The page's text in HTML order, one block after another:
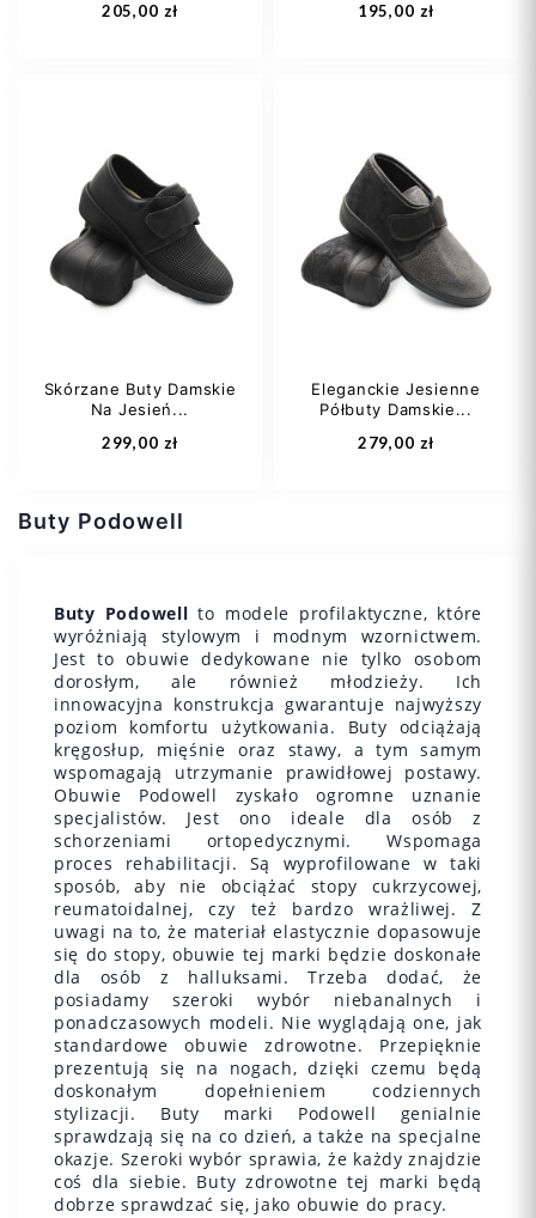
Buty Podowell
Buty Podowell to modele profilaktyczne, które
wyróżniają stylowym i modnym wzornictwem.
Jest to obuwie dedykowane nie tylko osobom
dorosłym, ale również młodzieży. Ich
innowacyjna konstrukcja gwarantuje najwyższy
poziom komfortu użytkowania. Buty odciążają
kręgosłup, mięśnie oraz stawy, a tym samym
wspomagają utrzymanie prawidłowej postawy.
Obuwie Podowell zyskało ogromne uznanie
specjalistów. Jest ono ideale dla osób z
schorzeniami ortopedycznymi. Wspomaga
proces rehabilitacji. Są wyprofilowane w taki
sposób, aby nie obciążać stopy cukrzycowej,
reumatoidalnej, czy też bardzo wrażliwej. Z
uwagi na to, że materiał elastycznie dopasowuje
się do stopy, obuwie tej marki będzie doskonałe
dla osób z halluksami. Trzeba dodać, że
posiadamy szeroki wybór niebanalnych i
ponadczasowych modeli. Nie wyglądają one, jak
standardowe obuwie zdrowotne. Przepięknie
prezentują się na nogach, dzięki czemu będą
doskonałym dopełnieniem codziennych
stylizacji. Buty marki Podowell genialnie
sprawdzają się na co dzień, a także na specjalne
okazje. Szeroki wybór sprawia, że każdy znajdzie
coś dla siebie. Buty zdrowotne tej marki będą
dobrze sprawdzać się, jako obuwie do pracy.
205,00 zł
37 38
41
+1
Dodaj do koszyka
195,00 zł
37 40
Dodaj do koszyka
Skórzane Buty Damskie
Na Jesień...
299,00 zł
37 40 41
Dodaj do koszyka
Eleganckie Jesienne
Półbuty Damskie...
279,00 zł
37 38
Dodaj do koszyka